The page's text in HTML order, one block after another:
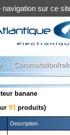
Commutation/
banane
93 produits)
Description
navigation sur ce